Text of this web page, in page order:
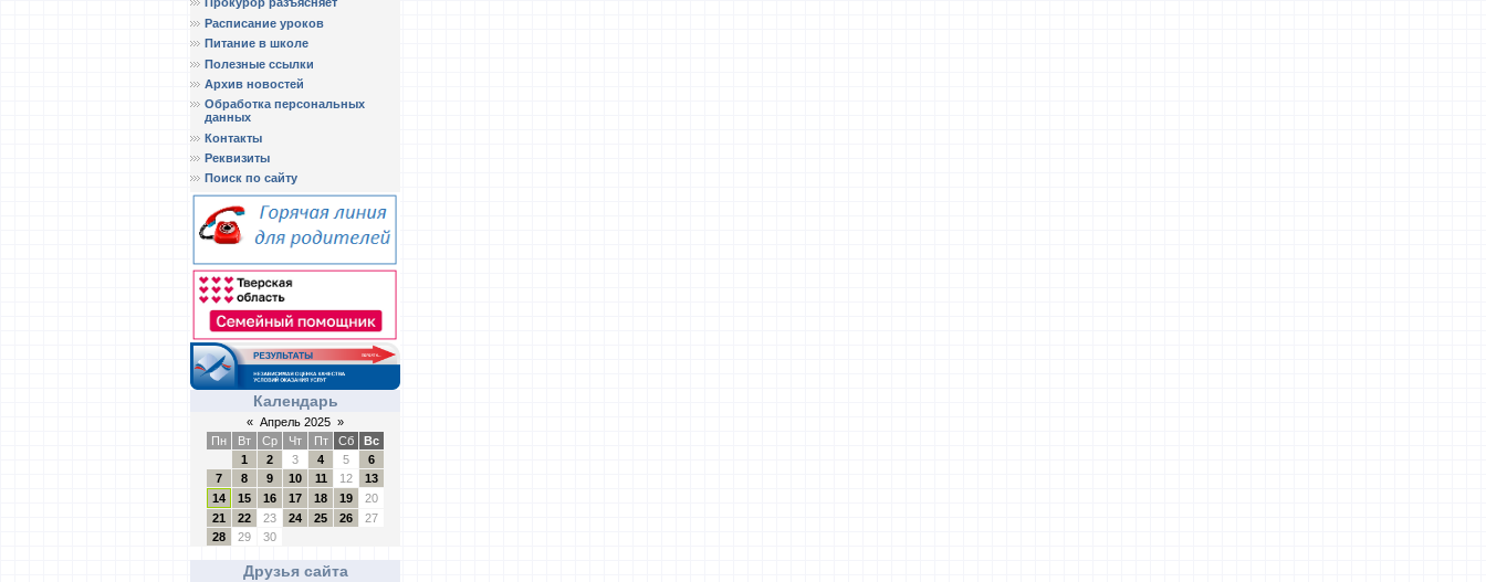
Расписание уроков
Питание в школе
Полезные ссылки
Архив новостей
Обработка персональных
данных
Контакты
Реквизиты
Поиск по сайту
Календарь
« Апрель 2025 »
Пн
Вт Ср Чт Пт Сб
Вс
1
2 3 4 5
6
7
8 9 10 11 12
13
14
15 16 17 18 19
20
21
22 23 24 25 26
27
28
29 30
Друзья сайта